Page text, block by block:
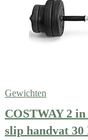
Gewichten
COSTWAY 2
slip handvat